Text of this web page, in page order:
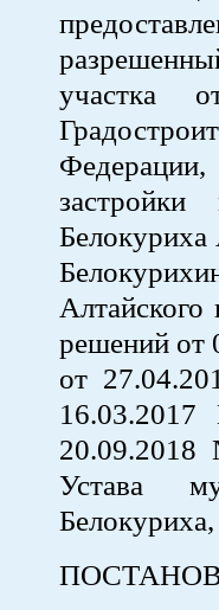
участка
застройки
решений от
от
20.09.2018
Устава